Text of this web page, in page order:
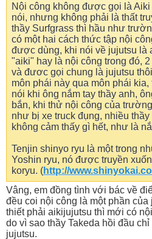
Nội công không được gọi là
nói, nhưng không phải là thất
thầy Surfgrass thì hầu như
có một hai cách thức tập nội
được dùng, khi nói về jujutsu là
"aiki" hay là nội công trong đó,
và đươc gọi chung là jujutsu
môn phái này qua môn phái
nói khi ông nắm tay thầy anh,
bắn, khi thử nội công của
như bị xe truck đụng, nhiều
không cảm thấy gì hết, như là
Tenjin shinyo ryu là một trong
Yoshin ryu, nó được truyền
koryu. (http://
Vâng, em đồng tình với bác về
đều coi nội công là một phần
thiết phải aikijujutsu thì mới có
do vì sao thầy Takeda hồi đầu
jujutsu.